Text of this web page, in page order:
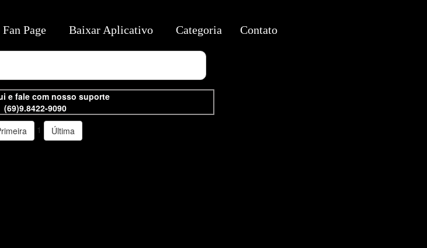
e fale com nosso suporte
(69)9.8422-9090
1 Última
Fan Page Baixar Aplicativo Categoria Contato